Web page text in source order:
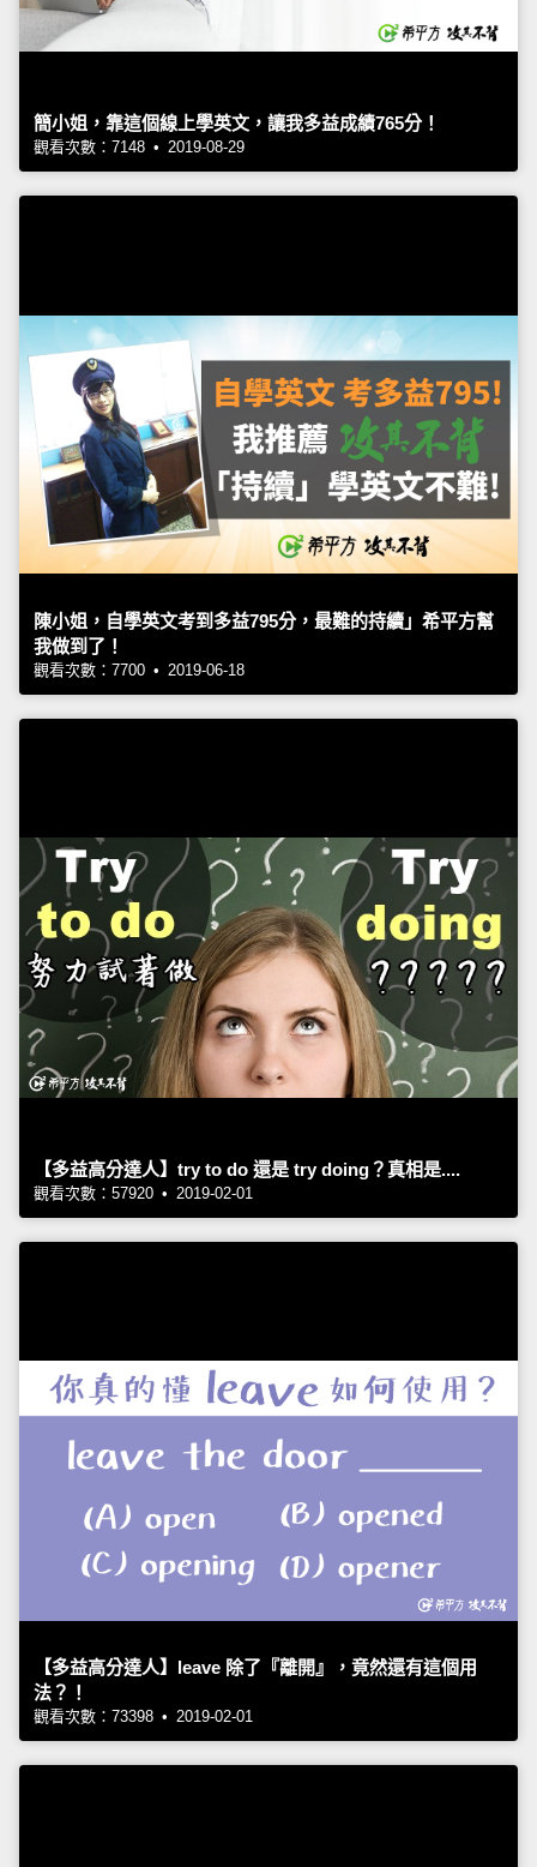
簡小姐，靠這個線上學英文，讓我多益成績765分！
觀看次數：7148 • 2019-08-29
陳小姐，自學英文考到多益795分，最難的持續」希平方幫
我做到了！
觀看次數：7700 • 2019-06-18
【多益高分達人】try to do 還是 try doing？真相是....
觀看次數：57920 • 2019-02-01
【多益高分達人】leave 除了『離開』，竟然還有這個用
法？！
觀看次數：73398 • 2019-02-01